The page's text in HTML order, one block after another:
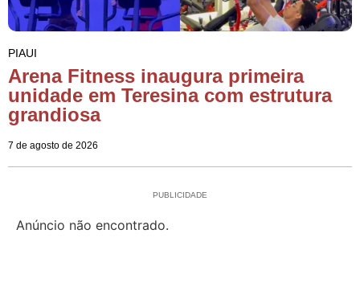
PIAUI
Arena Fitness inaugura primeira
unidade em Teresina com estrutura
grandiosa
7 de agosto de 2026
PUBLICIDADE
Anúncio não encontrado.